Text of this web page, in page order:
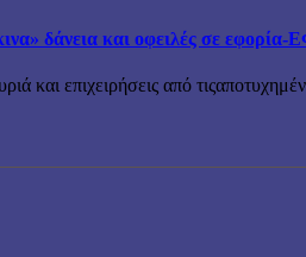
και οφειλές σε εφορία-
και επιχειρήσεις από